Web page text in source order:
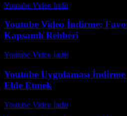
Youtube Video İndir-
Youtube Video İndirme:
Kapsamlı Rehberi
Youtube Video İndir-
Youtube Uygulaması
Elde Etmek
Youtube Video İndir-